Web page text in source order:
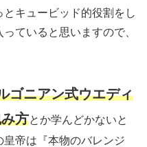
キュービッド的役割をし
ていると思いますので、
ゴニアン式ウエディ
方とか学んどかないと
帝は『本物のバレンジ